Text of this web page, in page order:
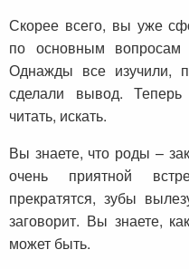
Скорее всего, вы уже
по основным
Однажды все изучили,
сделали вывод.
читать, искать.
Вы знаете, что роды –
очень приятной
прекратятся, зубы
заговорит. Вы знаете,
может быть.